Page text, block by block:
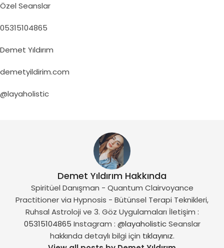
Özel Seanslar
05315104865
Demet Yıldırım
demetyildirim.com
@layaholistic
Demet Yıldırım Hakkında
Spiritüel Danışman - Quantum Clairvoyance
Practitioner via Hypnosis - Bütünsel Terapi Teknikleri,
Ruhsal Astroloji ve 3. Göz Uygulamaları İletişim :
05315104865 Instagram : @layaholisticSeanslar
hakkında detaylı bilgi için tıklayınız.